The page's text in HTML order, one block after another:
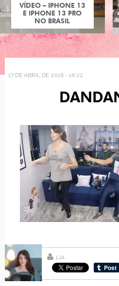
VÍDEO – IPHONE 13
E IPHONE 13 PRO
NO BRASIL
17 DE ABRIL DE 2016 - 16:22
LIA